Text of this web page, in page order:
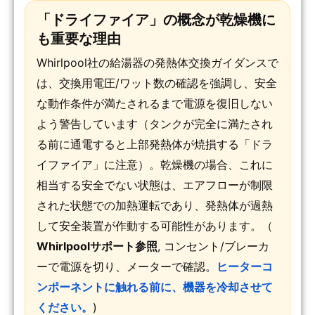
「ドライファイア」の概念が乾燥機に
も重要な理由
Whirlpool社の給湯器の発熱体交換ガイダンスで
は、交換用電圧/ワット数の確認を強調し、安全
な動作条件が満たされるまで電源を復旧しない
よう警告しています（タンクが完全に満たされ
る前に通電すると上部発熱体が焼損する「ドラ
イファイア」に注意）。乾燥機の場合、これに
相当する安全でない状態は、エアフローが制限
された状態での加熱運転であり、発熱体が過熱
して安全装置が作動する可能性があります。（
Whirlpoolサポート参照, コンセント/ブレーカ
ーで電源を切り、メーターで確認。
ヒーターコ
ンポーネントに触れる前に、機器を冷却させて
ください。 )